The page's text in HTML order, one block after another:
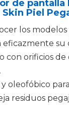
de
Piel
los modelos
su
con orificios
oleofóbico
residuos